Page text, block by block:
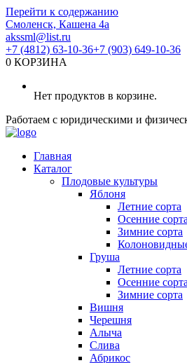
Перейти к содержанию
Смоленск, Кашена 4а
akssml@list.ru
+7 (4812) 63-10-36+7 (903) 649-10-36
0 КОРЗИНА
Нет продуктов в корзине.
Работаем с юридическими и
Главная
Каталог
Плодовые культуры
Яблоня
Летние сорта
Осенние сорта
Зимние сорта
Груша
Летние сорта
Осенние сорта
Зимние сорта
Вишня
Черешня
Алыча
Слива
Абрикос